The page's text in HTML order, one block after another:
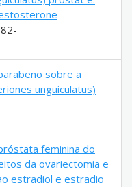
sobre a
unguiculatus)
feminina do
da ovariectomia e
estradiol e estradio